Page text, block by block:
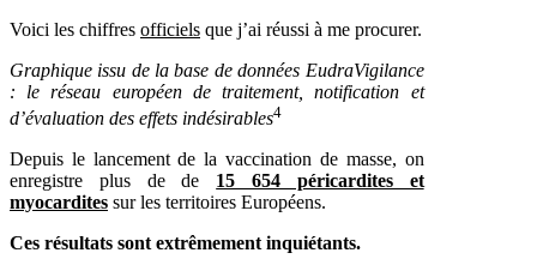
Voici les chiffres officiels que j’ai réussi à me procurer.
Graphique issu de la base de données EudraVigilance
: le réseau européen de traitement, notification et
d’évaluation des effets indésirables4
Depuis le lancement de la vaccination de masse, on
enregistre plus de de 15 654 péricardites et
myocardites sur les territoires Européens.
Ces résultats sont extrêmement inquiétants.